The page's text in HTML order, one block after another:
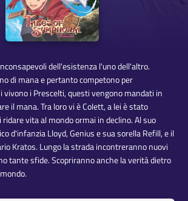
dell'esistenza l'uno dell'altro.
di mana e pertanto competono per
vivono i Prescelti, questi vengono mandati in
il mana. Tra loro vi è Colett, a lei è stato
vita al mondo ormai in declino. Al suo
d'infanzia Lloyd, Genius e sua sorella Refill, e il
Kratos. Lungo la strada incontreranno nuovi
tante sfide. Scopriranno anche la verità dietro